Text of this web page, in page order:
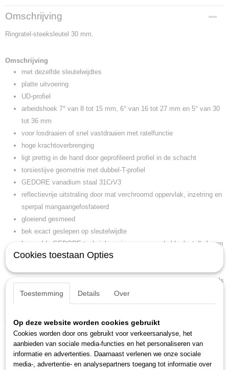
Productcode
2297221
EAN code
Productcode leverancier
0,78 Kg
Afmetingen (l,b,h)
40 x 6,50 x 2 cm
Omschrijving
Ringratel-steeksleutel 30 mm.
Omschrijving
met dezelfde sleutelwijdtes
platte uitvoering
UD-profiel
arbeidshoek 7° van 8 tot 15 mm, 6° van 16 tot 27 mm en 5° van 30
tot 36 mm
voor losdraaien of snel vastdraaien met ratelfunctie
hoge krachtoverbrenging
ligt prettig in de hand door geprofileerd profiel in de schacht
torsiestijve geometrie met dubbel-T-profiel
GEDORE vanadium staal 31CrV3
reflectievrije uitstraling door mat verchroomd oppervlak, inzetring en
sperpal mangaangefosfateerd
gloeiend gesmeed
bek exact geslepen op sleutelwijdte
beproefde GEDORE-techniek opnieuw samengebald: sleutelbek van
de klassieker nr. 6, stabiele, geprofileerde schacht van de nr. 7 en
met adapter 7 RA of 7 RB (afzonderlijk bestellen) kan de 7 R ook als
(bit-)ratel worden gebruikt
Patent voor Europa aangemeld
Kenmerken
gewicht: 0,780 kg
sleutelwijdte: 30 mm
kopbreedte (b b1 n w3): 59 mm
Cookies toestaan Opties
Toestemming Details Over
Op deze website worden cookies gebruikt
Cookies worden door ons gebruikt voor verkeersanalyse, het
aanbieden van sociale media-functies en het personaliseren van
informatie en advertenties. Daarnaast verlenen we onze sociale
media-, advertentie- en analysepartners toegang tot informatie over